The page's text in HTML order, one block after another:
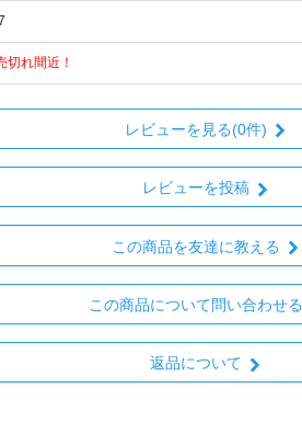
切れ間近！
レビューを見る(0件)
レビューを投稿
この商品を友達に教える
この商品について問い合わせる
返品について